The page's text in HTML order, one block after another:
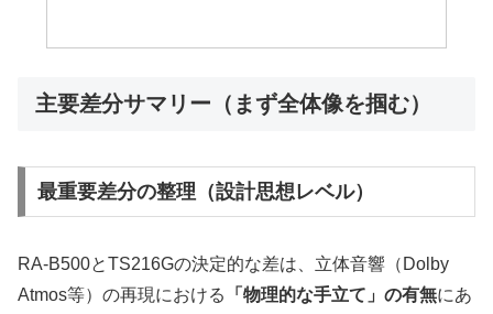
主要差分サマリー（まず全体像を掴む）
最重要差分の整理（設計思想レベル）
RA-B500とTS216Gの決定的な差は、立体音響（Dolby
Atmos等）の再現における
「物理的な手立て」の有無にあ